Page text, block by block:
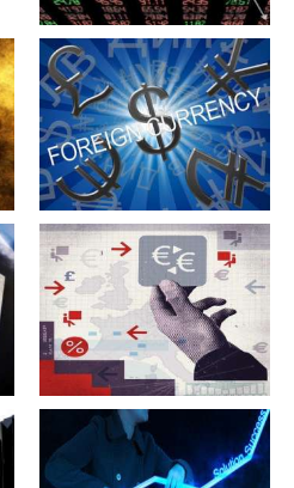
军工股[上海瀚讯](300762)的公
司详细资料
江苏省[广大特材](688186)的公
司详细资料
军工股[钢研高纳](300034)的公
司详细资料